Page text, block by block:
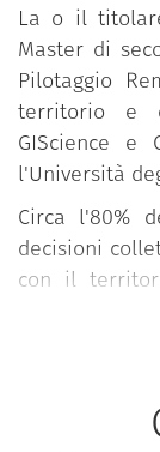
La o il
Master di
Pilotaggio
territorio e
GIScience e
l'Università
Circa l'80%
decisioni
con il
nuove
aggiornare,
decisionali